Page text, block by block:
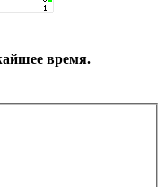
время.